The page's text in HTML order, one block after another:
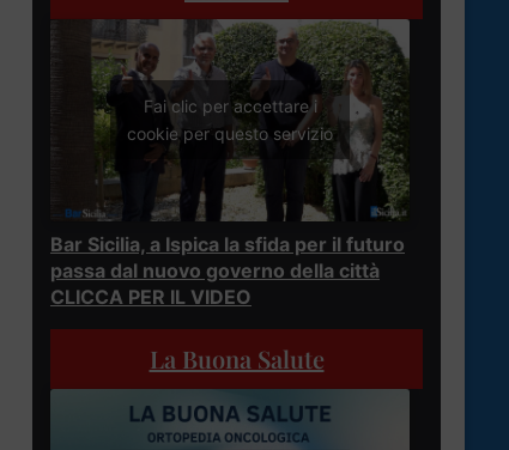
Fai clic per accettare i
cookie per questo servizio
Bar Sicilia, a Ispica la sfida per il futuro
passa dal nuovo governo della città
CLICCA PER IL VIDEO
La Buona Salute